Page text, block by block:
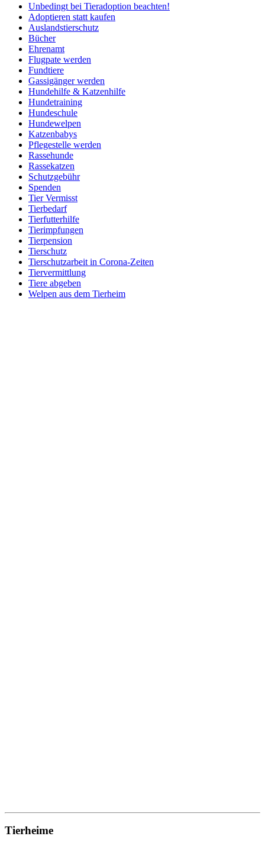
Unbedingt bei Tieradoption beachten!
Adoptieren statt kaufen
Auslandstierschutz
Bücher
Ehrenamt
Flugpate werden
Fundtiere
Gassigänger werden
Hundehilfe & Katzenhilfe
Hundetraining
Hundeschule
Hundewelpen
Katzenbabys
Pflegestelle werden
Rassehunde
Rassekatzen
Schutzgebühr
Spenden
Tier Vermisst
Tierbedarf
Tierfutterhilfe
Tierimpfungen
Tierpension
Tierschutz
Tierschutzarbeit in Corona-Zeiten
Tiervermittlung
Tiere abgeben
Welpen aus dem Tierheim
Tierheime